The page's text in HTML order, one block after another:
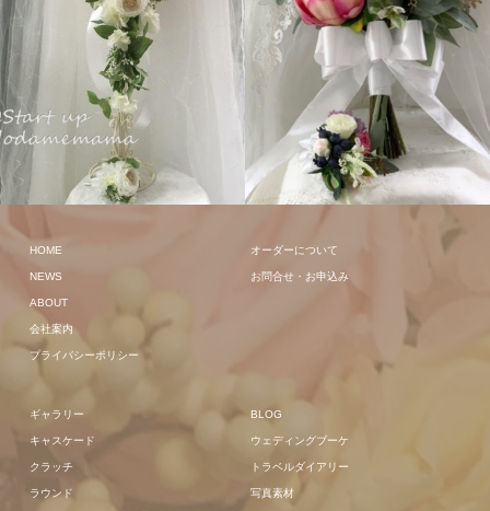
キャスケー
クラッチ
HOME
NEWS
ABOUT
会社案内
プライバシーポリシー
オーダーについて
お問合せ・お申込み
ギャラリー
キャスケード
クラッチ
ラウンド
BLOG
ウェディングブーケ
トラベルダイアリー
写真素材